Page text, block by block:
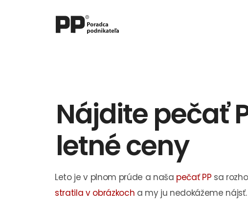
Nájdite pečať
letné ceny
Leto je v plnom prúde a naša pečať PP sa
stratila v obrázkoch a my ju nedokážeme nájsť.